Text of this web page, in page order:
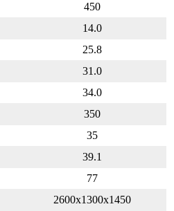
450
14.0
25.8
31.0
34.0
350
35
39.1
77
2600x1300x1450